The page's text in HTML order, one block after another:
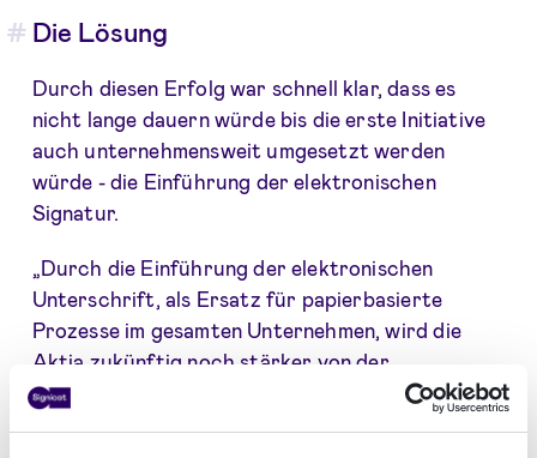
Die Lösung
Durch diesen Erfolg war schnell klar, dass es
nicht lange dauern würde bis die erste Initiative
auch unternehmensweit umgesetzt werden
würde - die Einführung der elektronischen
Signatur.
„Durch die Einführung der elektronischen
Unterschrift, als Ersatz für papierbasierte
Prozesse im gesamten Unternehmen, wird die
Aktia zukünftig noch stärker von der
Digitalisierung profitieren. Das elektronische